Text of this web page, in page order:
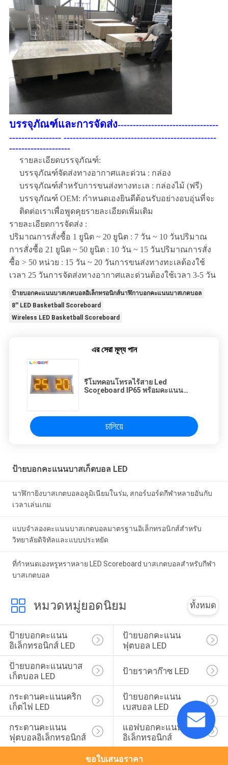
บรรจุภัณฑ์และการจัดส่ง---------------------------------
----------------- --------------------------------------------------
--------------------
รายละเอียดบรรจุภัณฑ์:
บรรจุภัณฑ์จัดส่งทางอากาศและด่วน : กล่อง
บรรจุภัณฑ์สำหรับการขนส่งทางทะเล : กล่องไม้ (ฟรี)
บรรจุภัณฑ์ OEM: กำหนดเองยินดีต้อนรับอย่างอบอุ่นที่จะ
ติดต่อเราเพื่อพูดคุยรายละเอียดเพิ่มเติม
รายละเอียดการจัดส่ง :
ปริมาณการสั่งซื้อ 1 ยูนิต ~ 20 ยูนิต : 7 วัน ~ 10 วันปริมาณ
การสั่งซื้อ 21 ยูนิต ~ 50 ยูนิต : 10 วัน ~ 15 วันปริมาณการสั่ง
ซื้อ > 50 หน่วย : 15 วัน ~ 20 วันการขนส่งทางทะเลต้องใช้
เวลา 25 วันการจัดส่งทางอากาศและด่วนต้องใช้เวลา 3-5 วัน
ป้ายบอกคะแนนบาสเกตบอลอิเล็กทรอนิกส์นาฬิกาบอกคะแนนบาสเกตบอล
8'' LED Basketball Scoreboard
Wireless LED Basketball Scoreboard
এর সেরা মূল্য পান
รีโมทคอนโทรลไร้สาย Led
Scoreboard IP65 พร้อมคะแนน
চালিয়ে
ป้ายบอกคะแนนบาสเก็ตบอล LED
นาฬิกายิงบาสเกตบอลอลูมิเนียมในร่ม, สกอร์บอร์ดกีฬาหลายอันกับ
เวลาเล่นเกม
แบบจำลองคะแนนบาสเกตบอลมาตรฐานอิเล็กทรอนิกส์สำหรับ
วิทยาลัยดิจิทัลและแบบประหยัด
ที่กำหนดเองหรูหราหลาย LED Scoreboard บาสเกตบอลสำหรับกีฬา
บาสเกตบอล
หมวดหมู่ยอดนิยม ทั้งหมด
ป้ายบอกคะแนน
อิเล็กทรอนิกส์ LED
ป้ายบอกคะแนน
ฟุตบอล LED
ป้ายบอกคะแนนบาส
เก็ตบอล LED
ป้ายราคาก๊าซ LED
กระดานคะแนนคริก
เก็ตไฟ LED
ป้ายบอกคะแนน
เบสบอล LED
กระดานคะแนน
ฟุตบอลอิเล็กทรอนิกส์
แอฟบอกคะแนน
อิเล็กทรอนิกส์
ขอใบเสนอราคา